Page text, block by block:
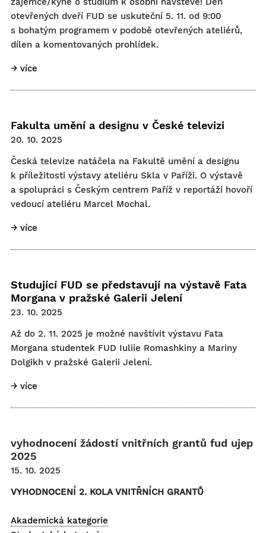
otevřených dveří FUD se uskuteční 5. 11. od 9:00
s bohatým programem v podobě otevřených ateliérů,
dílen a komentovaných prohlídek.
→ více
Fakulta umění a designu v České televizi
20. 10. 2025
Česká televize natáčela na Fakultě umění a designu
k příležitosti výstavy ateliéru Skla v Paříži. O výstavě
a spolupráci s Českým centrem Paříž v reportáži hovoří
vedoucí ateliéru Marcel Mochal.
→ více
Studující FUD se představují na výstavě Fata
Morgana v pražské Galerii Jelení
23. 10. 2025
Až do 2. 11. 2025 je možné navštívit výstavu Fata
Morgana studentek FUD Iuliie Romashkiny a Mariny
Dolgikh v pražské Galerii Jelení.
→ více
vyhodnocení žádostí vnitřních grantů fud ujep
2025
15. 10. 2025
VYHODNOCENÍ 2. KOLA VNITŘNÍCH GRANTŮ
Akademická kategorie